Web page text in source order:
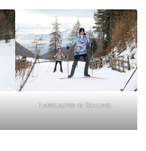
Langlaufen in Schlinig.